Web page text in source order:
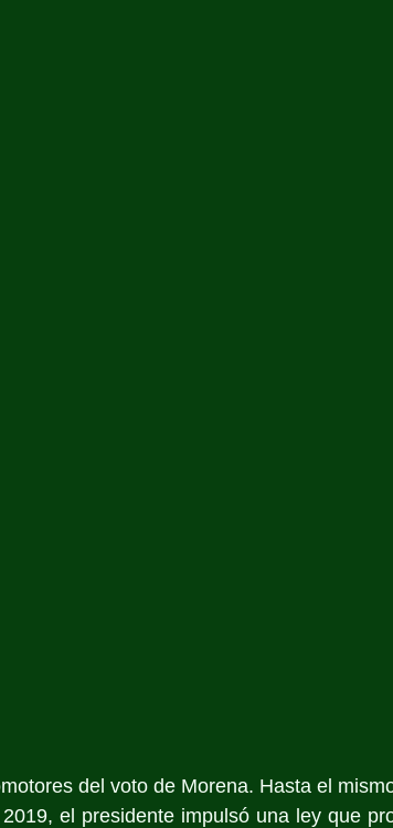
del voto de Morena. Hasta el
el presidente impulsó una ley que